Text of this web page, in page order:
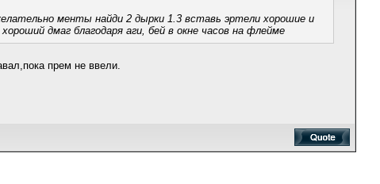
менты найди 2 дырки 1.3 вставь эртели хорошие и
дмаг благодаря аги, бей в окне часов на флейме
прем не ввели.